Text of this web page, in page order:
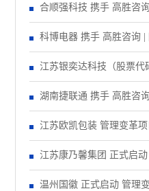
合顺强科技 携手 高胜咨
大会！
科博电器 携手 高胜咨询
动大会！
江苏银奕达科技（股票代
正式启动 管理变革项目
湖南捷联通 携手 高胜咨
江苏欧凯包装 管理变革
江苏康乃馨集团 正式启动
温州国徽 正式启动 管理